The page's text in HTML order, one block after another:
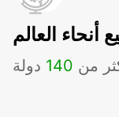
أنحاء العالم
من 140 دولة